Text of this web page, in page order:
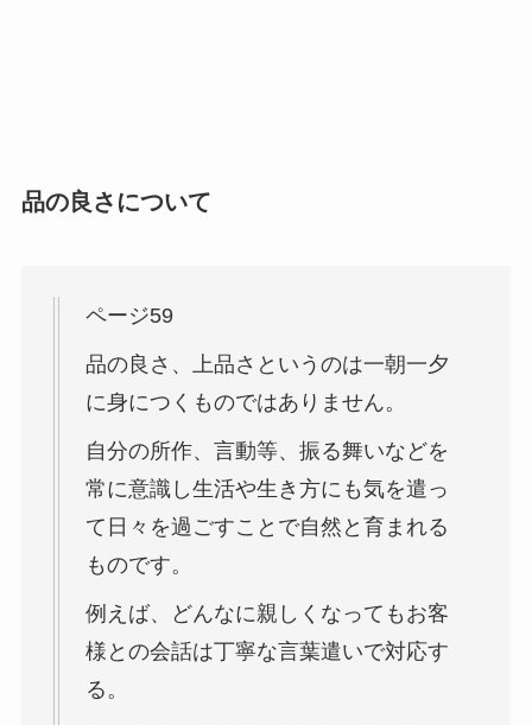
品の良さについて
ページ59
品の良さ、上品さというのは一朝一夕
に身につくものではありません。
自分の所作、言動等、振る舞いなどを
常に意識し生活や生き方にも気を遣っ
て日々を過ごすことで自然と育まれる
ものです。
例えば、どんなに親しくなってもお客
様との会話は丁寧な言葉遣いで対応す
る。